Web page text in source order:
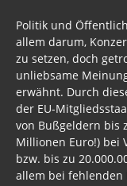
Politik und
allem darum,
zu setzen, doch
unliebsame
erwähnt. Durch
der EU-
von Bußgeldern bis
Millionen Euro!) bei
bzw. bis zu
allem bei fehlenden